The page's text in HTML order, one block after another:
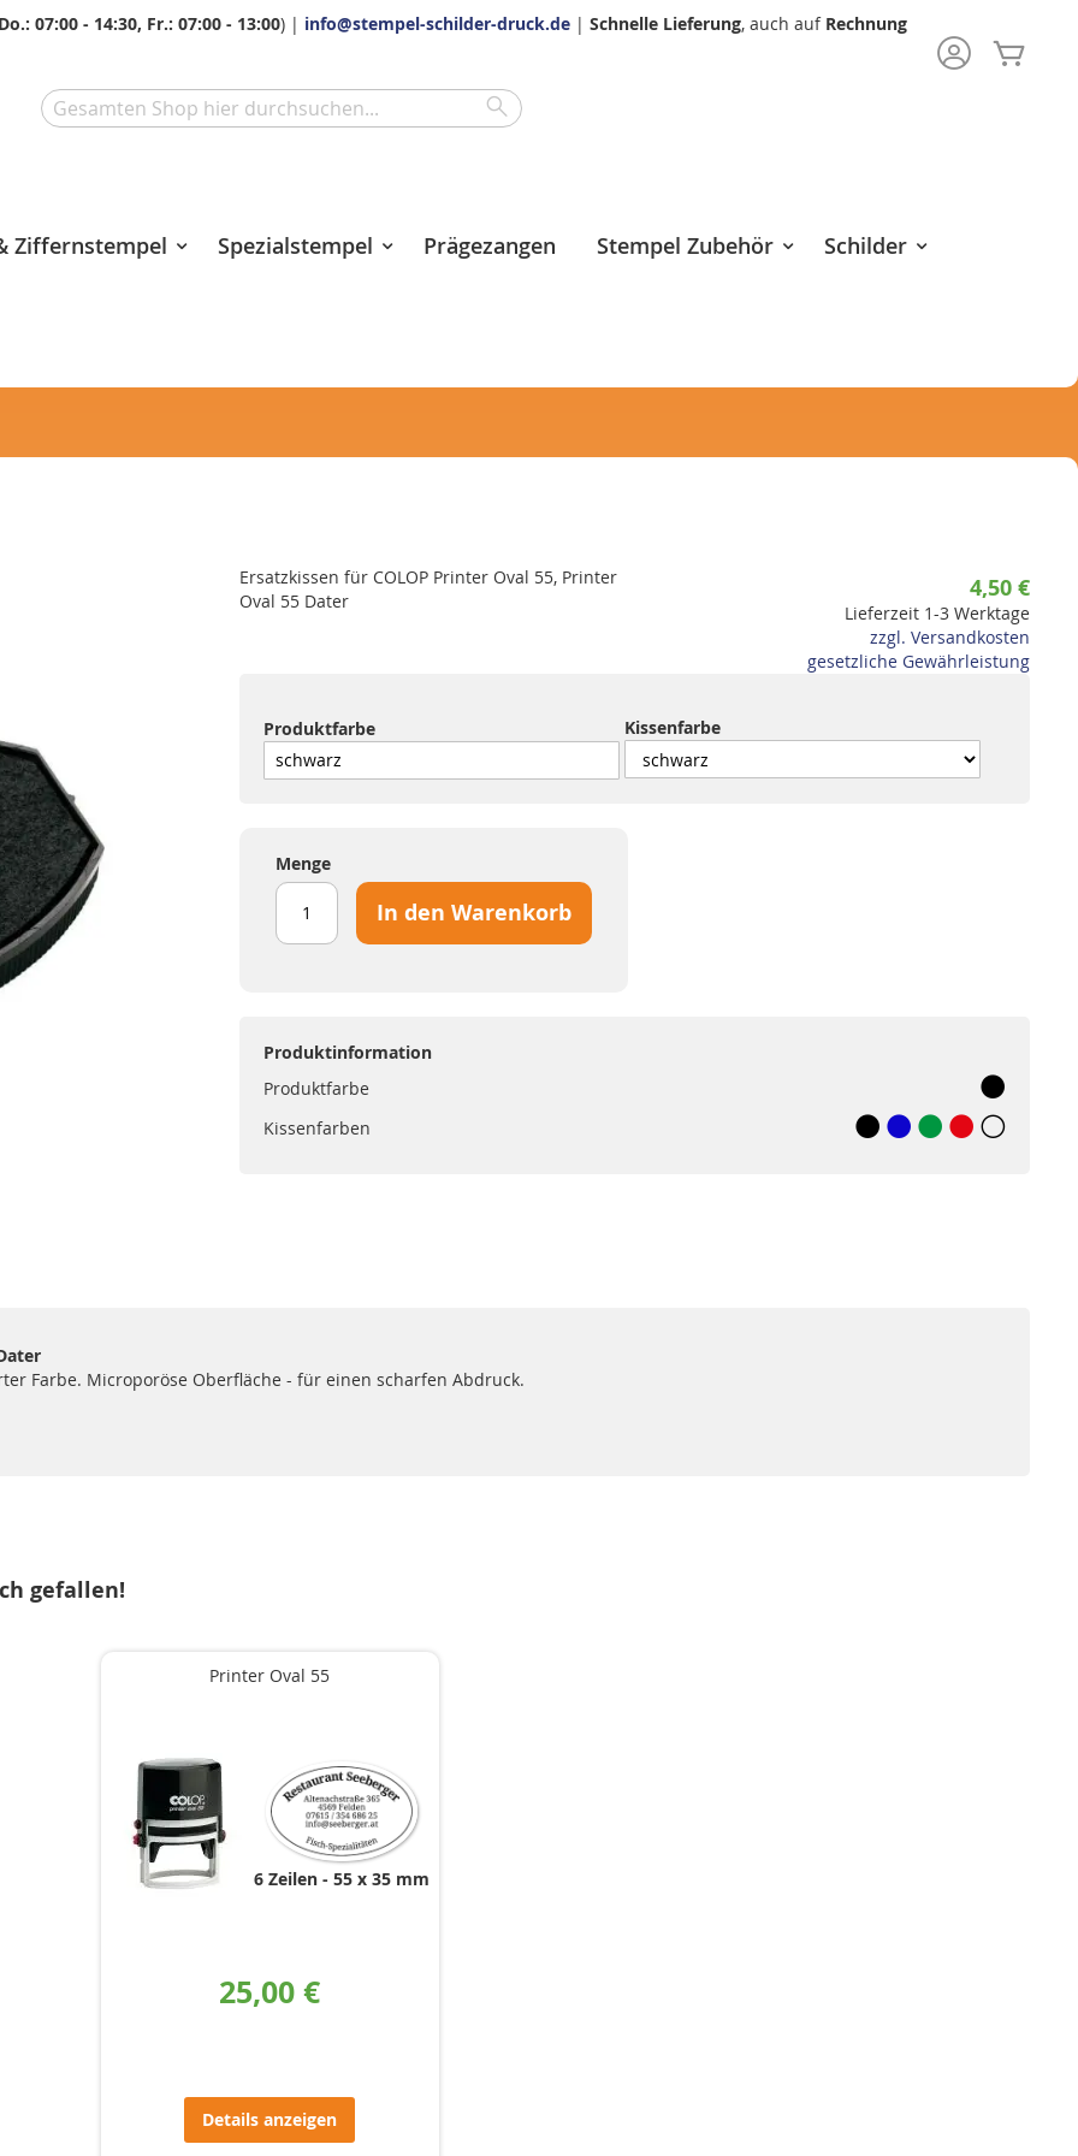
07:00 - 14:30, Fr.: 07:00 - 13:00) | info@stempel-schilder-druck.de | Schnelle Lieferung, auch auf Rechnung
Search
Ziffernstempel Spezialstempel Prägezangen Stempel Zubehör Schilder
4,50 €
Lieferzeit 1-3 Werktage
zzgl. Versandkosten
gesetzliche Gewährleistung
Ersatzkissen für COLOP Printer Oval 55, Printer
Oval 55 Dater
Produktfarbe Kissenfarbe
Menge
In den Warenkorb
Produktinformation
Produktfarbe
Kissenfarben
Farbe. Microporöse Oberfläche - für einen scharfen Abdruck.
gefallen!
Printer Oval 55
6 Zeilen 55 x 35 mm
25,00 €
Details anzeigen